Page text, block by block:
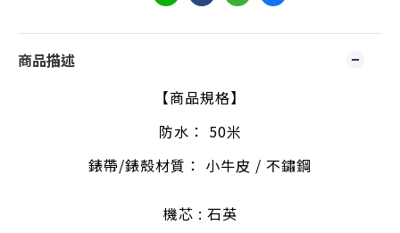
商品描述
【商品規格】
防水： 50米
錶帶/錶殼材質： 小牛皮 / 不鏽鋼
機芯 : 石英